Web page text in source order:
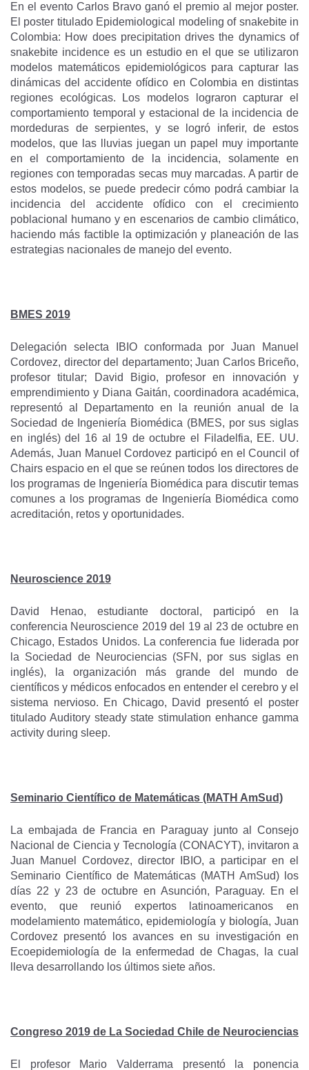
En el evento Carlos Bravo ganó el premio al mejor poster.
El poster titulado Epidemiological modeling of snakebite in
Colombia: How does precipitation drives the dynamics of
snakebite incidence es un estudio en el que se utilizaron
modelos matemáticos epidemiológicos para capturar las
dinámicas del accidente ofídico en Colombia en distintas
regiones ecológicas. Los modelos lograron capturar el
comportamiento temporal y estacional de la incidencia de
mordeduras de serpientes, y se logró inferir, de estos
modelos, que las lluvias juegan un papel muy importante
en el comportamiento de la incidencia, solamente en
regiones con temporadas secas muy marcadas. A partir de
estos modelos, se puede predecir cómo podrá cambiar la
incidencia del accidente ofídico con el crecimiento
poblacional humano y en escenarios de cambio climático,
haciendo más factible la optimización y planeación de las
estrategias nacionales de manejo del evento.
BMES 2019
Delegación selecta IBIO conformada por Juan Manuel
Cordovez, director del departamento; Juan Carlos Briceño,
profesor titular; David Bigio, profesor en innovación y
emprendimiento y Diana Gaitán, coordinadora académica,
representó al Departamento en la reunión anual de la
Sociedad de Ingeniería Biomédica (BMES, por sus siglas
en inglés) del 16 al 19 de octubre el Filadelfia, EE. UU.
Además, Juan Manuel Cordovez participó en el Council of
Chairs espacio en el que se reúnen todos los directores de
los programas de Ingeniería Biomédica para discutir temas
comunes a los programas de Ingeniería Biomédica como
acreditación, retos y oportunidades.
Neuroscience 2019
David Henao, estudiante doctoral, participó en la
conferencia Neuroscience 2019 del 19 al 23 de octubre en
Chicago, Estados Unidos. La conferencia fue liderada por
la Sociedad de Neurociencias (SFN, por sus siglas en
inglés), la organización más grande del mundo de
científicos y médicos enfocados en entender el cerebro y el
sistema nervioso. En Chicago, David presentó el poster
titulado Auditory steady state stimulation enhance gamma
activity during sleep.
Seminario Científico de Matemáticas (MATH AmSud)
La embajada de Francia en Paraguay junto al Consejo
Nacional de Ciencia y Tecnología (CONACYT), invitaron a
Juan Manuel Cordovez, director IBIO, a participar en el
Seminario Científico de Matemáticas (MATH AmSud) los
días 22 y 23 de octubre en Asunción, Paraguay. En el
evento, que reunió expertos latinoamericanos en
modelamiento matemático, epidemiología y biología, Juan
Cordovez presentó los avances en su investigación en
Ecoepidemiología de la enfermedad de Chagas, la cual
lleva desarrollando los últimos siete años.
Congreso 2019 de La Sociedad Chile de Neurociencias
El profesor Mario Valderrama presentó la ponencia